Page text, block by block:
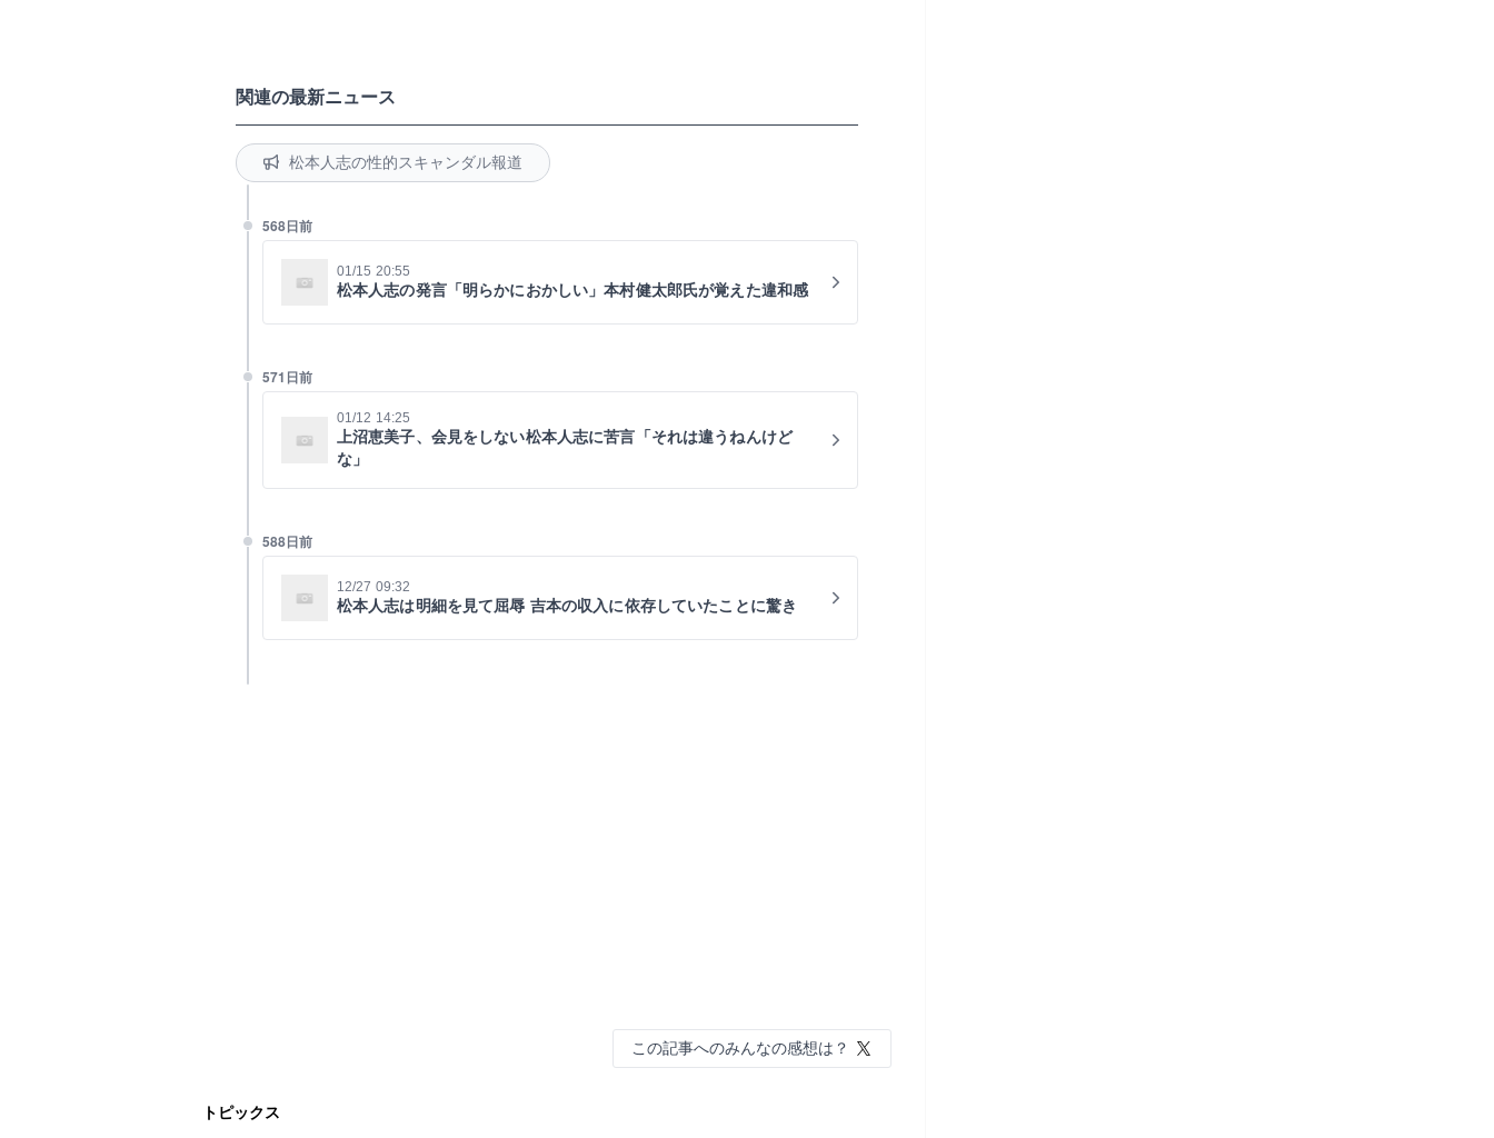
関連の最新ニュース
松本人志の性的スキャンダル報道
568日前
01/15 20:55
松本人志の発言「明らかにおかしい」本村健太郎氏が覚えた違和感
571日前
01/12 14:25
上沼恵美子、会見をしない松本人志に苦言「それは違うねんけど
な」
588日前
12/27 09:32
松本人志は明細を見て屈辱 吉本の収入に依存していたことに驚き
この記事へのみんなの感想は？
トピックス